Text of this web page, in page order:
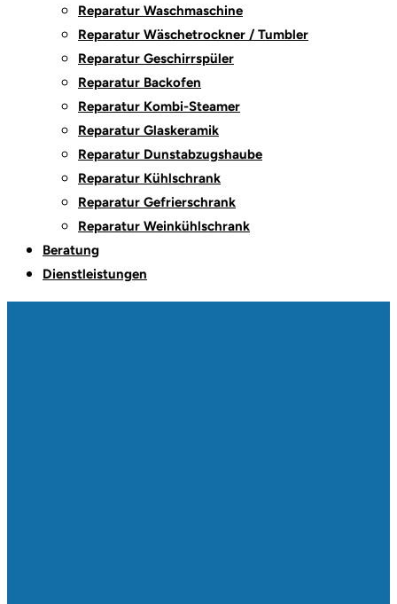
Reparatur Waschmaschine
Reparatur Wäschetrockner / Tumbler
Reparatur Geschirrspüler
Reparatur Backofen
Reparatur Kombi-Steamer
Reparatur Glaskeramik
Reparatur Dunstabzugshaube
Reparatur Kühlschrank
Reparatur Gefrierschrank
Reparatur Weinkühlschrank
Beratung
Dienstleistungen